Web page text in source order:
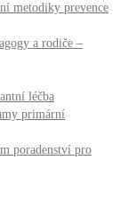
metodiky prevence
a rodiče –
léčba
primární
poradenství pro